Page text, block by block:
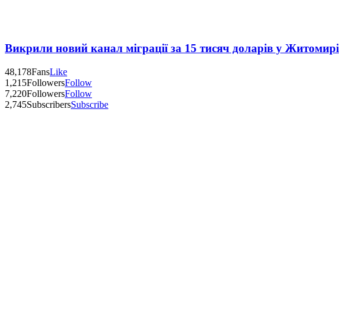
Викрили новий канал міграції за 15 тисяч доларів у Житомирі
48,178FansLike
1,215FollowersFollow
7,220FollowersFollow
2,745SubscribersSubscribe